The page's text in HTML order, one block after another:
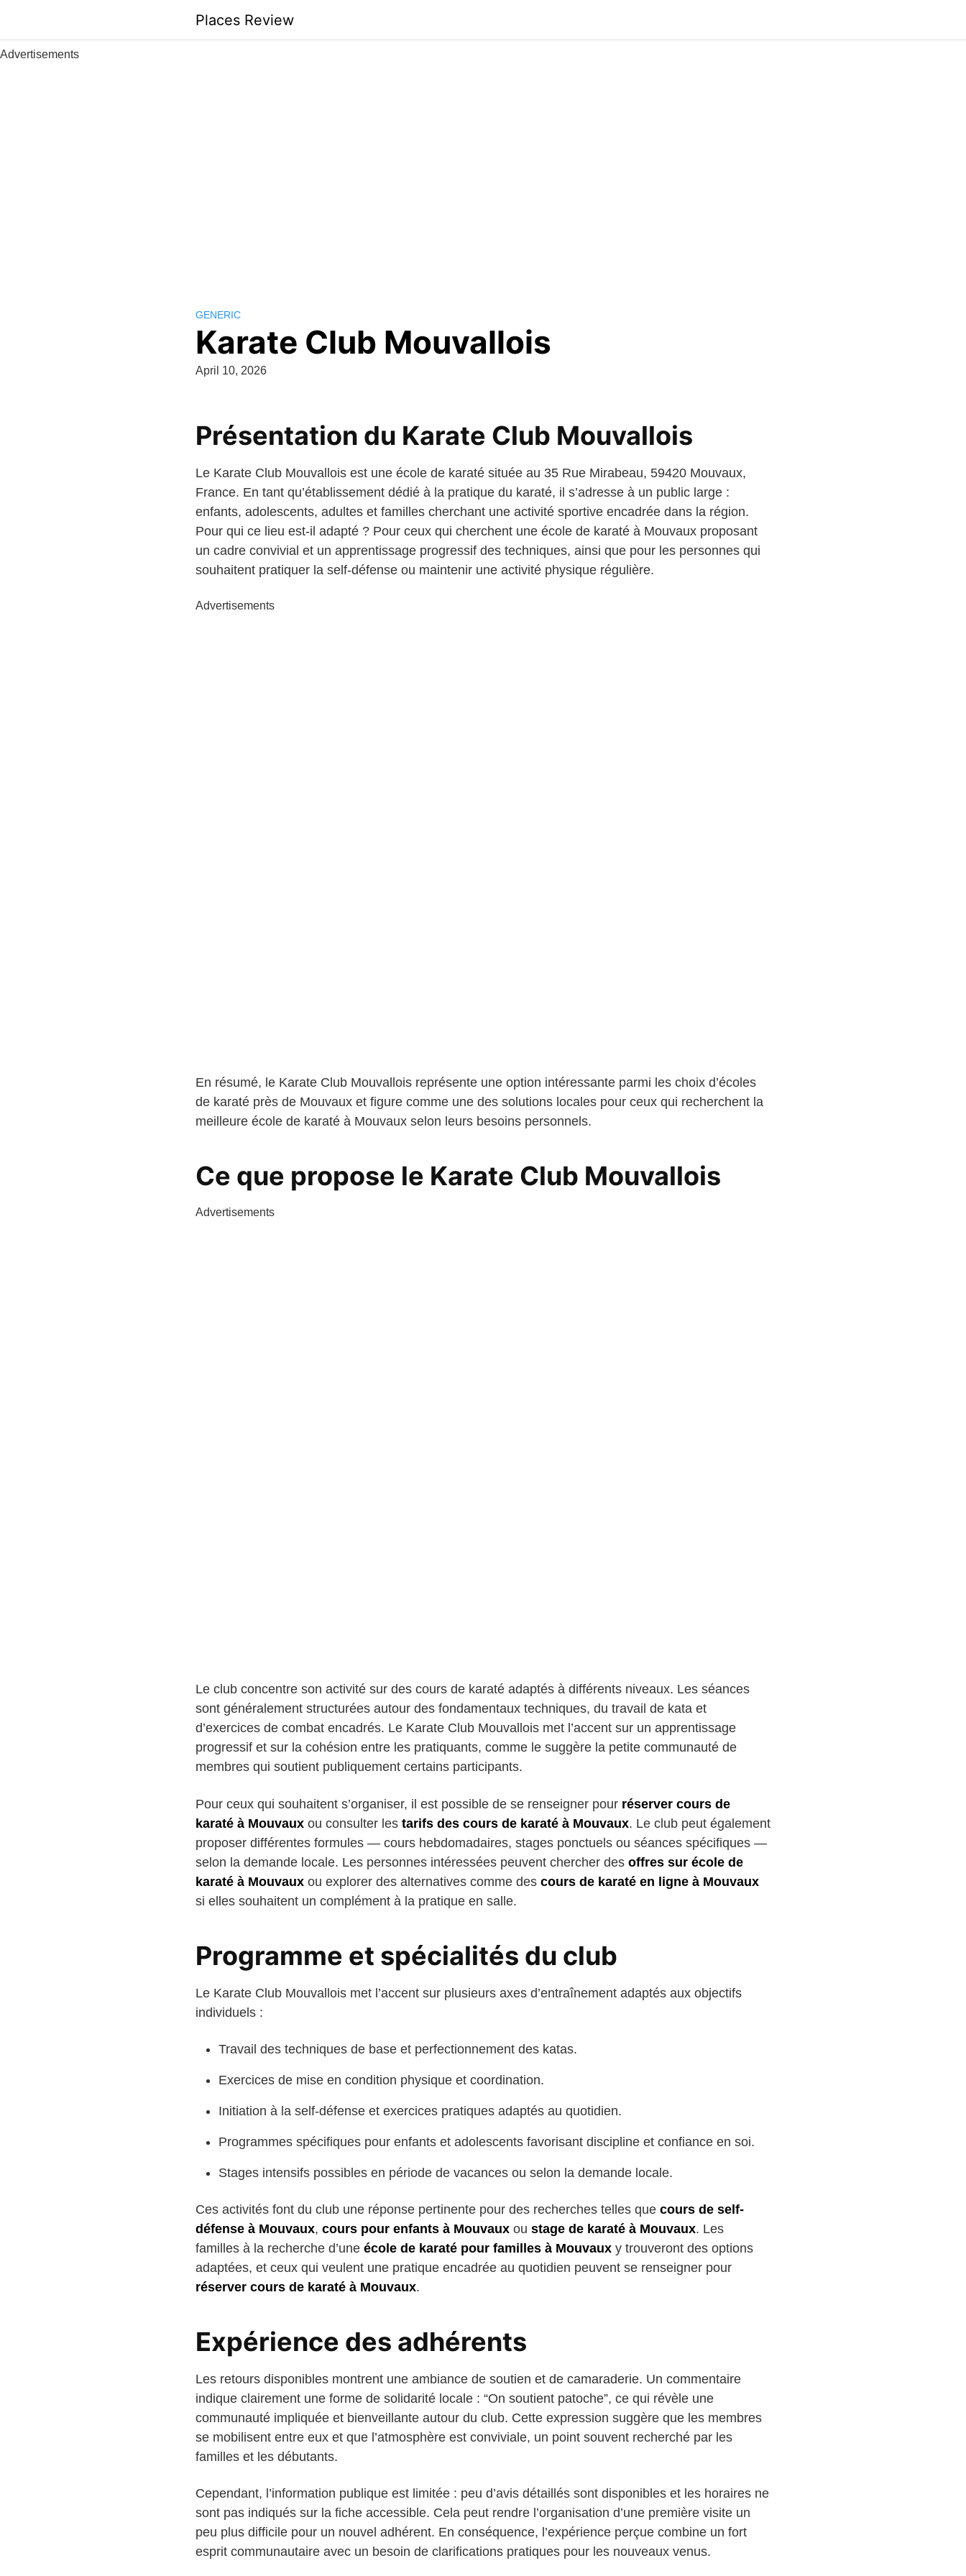
content
Places Review
Advertisements
GENERIC
Karate Club Mouvallois
April 10, 2026
Présentation du Karate Club Mouvallois
Le Karate Club Mouvallois est une école de karaté située au 35 Rue Mirabeau, 59420 Mouvaux,
France. En tant qu’établissement dédié à la pratique du karaté, il s’adresse à un public large :
enfants, adolescents, adultes et familles cherchant une activité sportive encadrée dans la région.
Pour qui ce lieu est-il adapté ? Pour ceux qui cherchent une école de karaté à Mouvaux proposant
un cadre convivial et un apprentissage progressif des techniques, ainsi que pour les personnes qui
souhaitent pratiquer la self-défense ou maintenir une activité physique régulière.
Advertisements
En résumé, le Karate Club Mouvallois représente une option intéressante parmi les choix d’écoles
de karaté près de Mouvaux et figure comme une des solutions locales pour ceux qui recherchent la
meilleure école de karaté à Mouvaux selon leurs besoins personnels.
Ce que propose le Karate Club Mouvallois
Advertisements
Le club concentre son activité sur des cours de karaté adaptés à différents niveaux. Les séances
sont généralement structurées autour des fondamentaux techniques, du travail de kata et
d’exercices de combat encadrés. Le Karate Club Mouvallois met l’accent sur un apprentissage
progressif et sur la cohésion entre les pratiquants, comme le suggère la petite communauté de
membres qui soutient publiquement certains participants.
Pour ceux qui souhaitent s’organiser, il est possible de se renseigner pour réserver cours de
karaté à Mouvaux ou consulter les tarifs des cours de karaté à Mouvaux. Le club peut également
proposer différentes formules — cours hebdomadaires, stages ponctuels ou séances spécifiques —
selon la demande locale. Les personnes intéressées peuvent chercher des offres sur école de
karaté à Mouvaux ou explorer des alternatives comme des cours de karaté en ligne à Mouvaux
si elles souhaitent un complément à la pratique en salle.
Programme et spécialités du club
Le Karate Club Mouvallois met l’accent sur plusieurs axes d’entraînement adaptés aux objectifs
individuels :
Travail des techniques de base et perfectionnement des katas.
Exercices de mise en condition physique et coordination.
Initiation à la self-défense et exercices pratiques adaptés au quotidien.
Programmes spécifiques pour enfants et adolescents favorisant discipline et confiance en soi.
Stages intensifs possibles en période de vacances ou selon la demande locale.
Ces activités font du club une réponse pertinente pour des recherches telles que cours de self-
défense à Mouvaux, cours pour enfants à Mouvaux ou stage de karaté à Mouvaux. Les
familles à la recherche d’une école de karaté pour familles à Mouvaux y trouveront des options
adaptées, et ceux qui veulent une pratique encadrée au quotidien peuvent se renseigner pour
réserver cours de karaté à Mouvaux.
Expérience des adhérents
Les retours disponibles montrent une ambiance de soutien et de camaraderie. Un commentaire
indique clairement une forme de solidarité locale : “On soutient patoche”, ce qui révèle une
communauté impliquée et bienveillante autour du club. Cette expression suggère que les membres
se mobilisent entre eux et que l’atmosphère est conviviale, un point souvent recherché par les
familles et les débutants.
Cependant, l’information publique est limitée : peu d’avis détaillés sont disponibles et les horaires ne
sont pas indiqués sur la fiche accessible. Cela peut rendre l’organisation d’une première visite un
peu plus difficile pour un nouvel adhérent. En conséquence, l’expérience perçue combine un fort
esprit communautaire avec un besoin de clarifications pratiques pour les nouveaux venus.